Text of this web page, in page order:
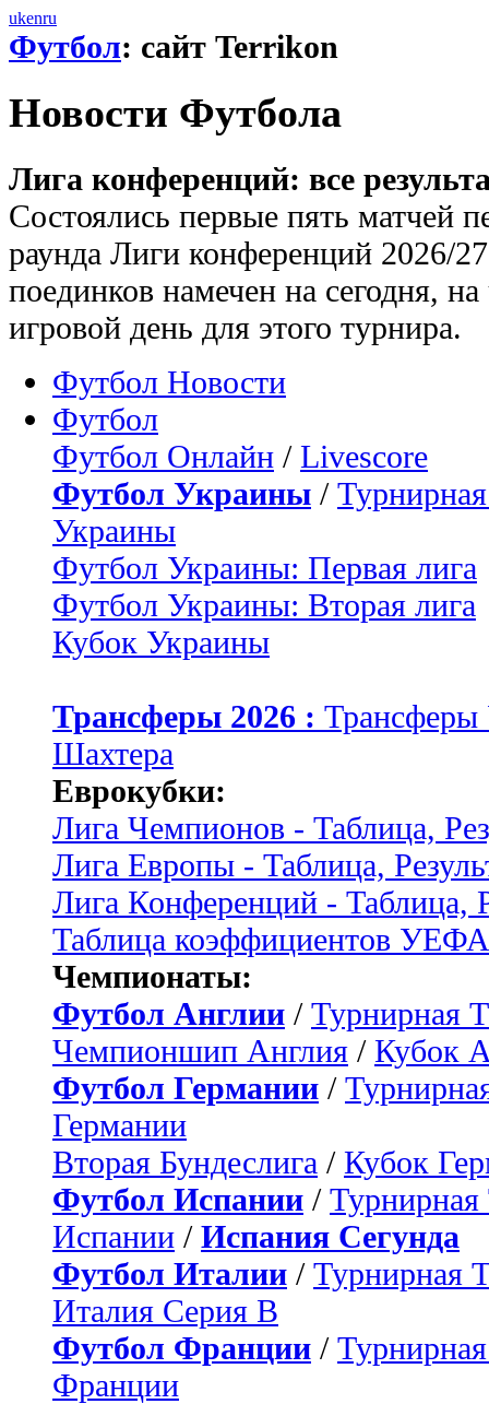
ukenru
Футбол: сайт Terrikon
Новости Футбола
Лига конференций: все
Состоялись первые пять матчей
раунда Лиги конференций 2026/
поединков намечен на сегодня,
игровой день для этого турнира.
Футбол Новости
Футбол
Футбол Онлайн / Livescore
Футбол Украины /
Украины
Футбол Украины: Первая лига
Футбол Украины: Вторая лига
Кубок Украины
Трансферы 2026 :
Шахтера
Еврокубки:
Лига Чемпионов - Таблица,
Лига Европы - Таблица,
Лига Конференций - Таблица,
Таблица коэффициентов УЕФА
Чемпионаты:
Футбол Англии / Турнирная
Чемпионшип Англия / Кубок
Футбол Германии /
Германии
Вторая Бундеслига / Кубок
Футбол Испании / Турнирная
Испании / Испания Сегунда
Футбол Италии / Турнирная
Италия Серия B
Футбол Франции /
Франции